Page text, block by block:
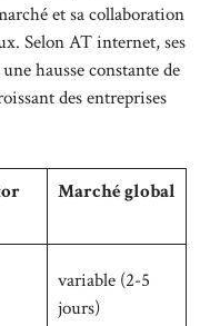
et sa collaboration
Selon AT internet, ses
hausse constante de
des entreprises
Marché global
variable (2-5
jours)